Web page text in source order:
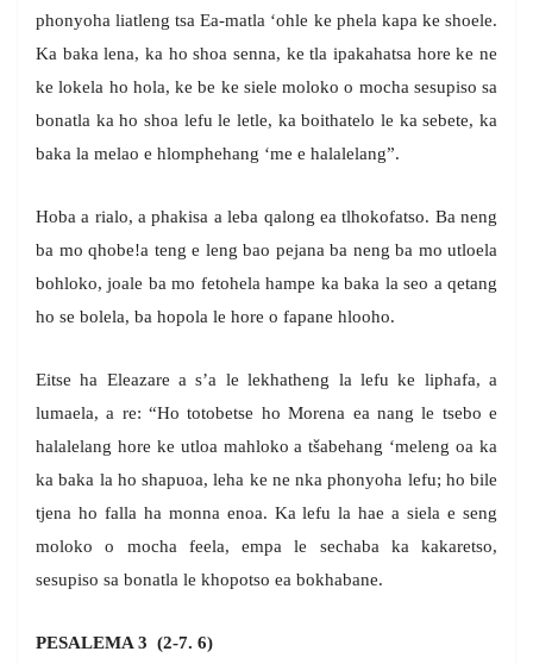
phonyoha liatleng tsa Ea-matla ‘ohle ke phela kapa ke shoele.
Ka baka lena, ka ho shoa senna, ke tla ipakahatsa hore ke ne
ke lokela ho hola, ke be ke siele moloko o mocha sesupiso sa
bonatla ka ho shoa lefu le letle, ka boithatelo le ka sebete, ka
baka la melao e hlomphehang ‘me e halalelang”.
Hoba a rialo, a phakisa a leba qalong ea tlhokofatso. Ba neng
ba mo qhobe!a teng e leng bao pejana ba neng ba mo utloela
bohloko, joale ba mo fetohela hampe ka baka la seo a qetang
ho se bolela, ba hopola le hore o fapane hlooho.
Eitse ha Eleazare a s’a le lekhatheng la lefu ke liphafa, a
lumaela, a re: “Ho totobetse ho Morena ea nang le tsebo e
halalelang hore ke utloa mahloko a tšabehang ‘meleng oa ka
ka baka la ho shapuoa, leha ke ne nka phonyoha lefu; ho bile
tjena ho falla ha monna enoa. Ka lefu la hae a siela e seng
moloko o mocha feela, empa le sechaba ka kakaretso,
sesupiso sa bonatla le khopotso ea bokhabane.
PESALEMA 3 (2-7. 6)